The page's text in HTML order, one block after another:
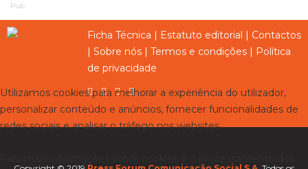
Pub
Ficha Técnica | Estatuto editorial | Contactos
| Sobre nós | Termos e condições | Política
de privacidade
Utilizamos cookies para melhorar a experiência do utilizador,
personalizar conteúdo e anúncios, fornecer funcionalidades de
redes sociais e analisar o tráfego nos websites.